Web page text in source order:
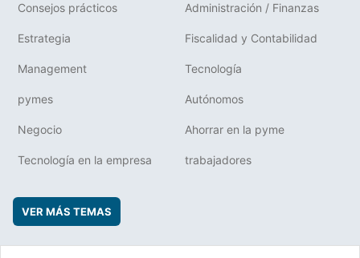
Consejos prácticos Administración / Finanzas
Estrategia Fiscalidad y Contabilidad
Management Tecnología
pymes Autónomos
Negocio Ahorrar en la pyme
Tecnología en la empresa trabajadores
VER MÁS TEMAS